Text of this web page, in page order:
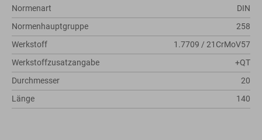
Normenart
DIN
Normenhauptgruppe
258
Werkstoff
1.7709 / 21CrMoV57
Werkstoffzusatzangabe
+QT
Durchmesser
20
Länge
140